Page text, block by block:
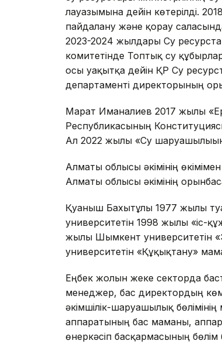
лауазымына дейін көтерілді.
пайдалану және қорғау
2023-2024 жылдары Су
комитетінде Топтық су
осы уақытқа дейін ҚР Су
департаменті директорының
Марат Иманалиев 2017 жылы
Республикасының
Ал 2022 жылы «Су
Алматы облысы әкімінің өкімімен
Алматы облысы әкімінің
Қуаныш Бахытұлы 1977 жылы
университетін 1998 жылы «іс-
жылы Шымкент университетін
университетін «Құқықтану»
Еңбек жолын жеке секторда
менеджер, бас директордың
әкімшілік-шаруашылық
аппаратының бас маманы,
өнеркәсіп басқармасының